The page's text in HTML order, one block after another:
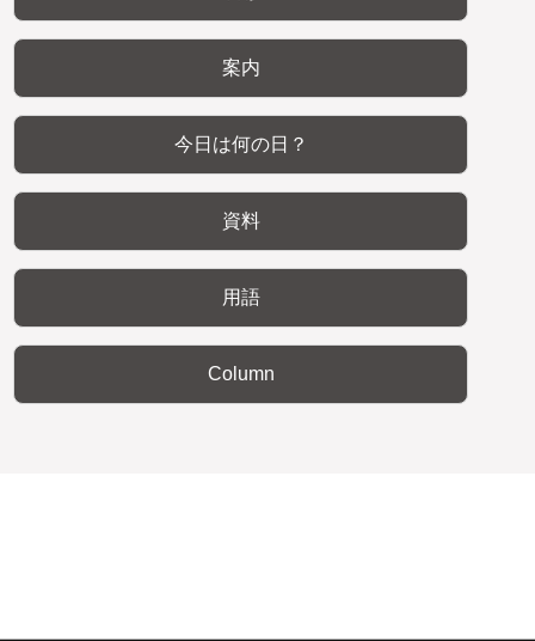
案内
今日は何の日？
資料
用語
Column